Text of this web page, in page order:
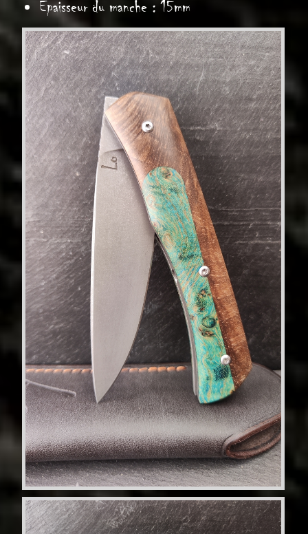
Épaisseur du manche : 15mm